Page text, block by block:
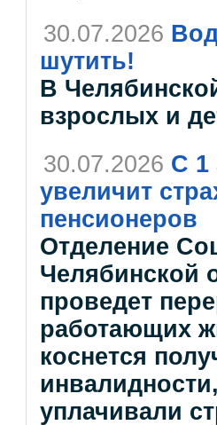
30.07.2026
шутить!
В
взрослых и
30.07.2026 С 1
увеличит
пенсионеров
Отделение
Челябинской
проведет
работающих
коснется
уплачивали